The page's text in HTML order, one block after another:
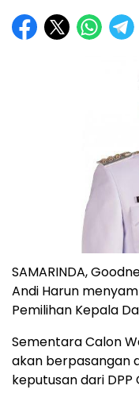
SAMARINDA,
Andi Harun
Pemilihan Kepala
Sementara Calon
akan berpasangan
keputusan dari DPP